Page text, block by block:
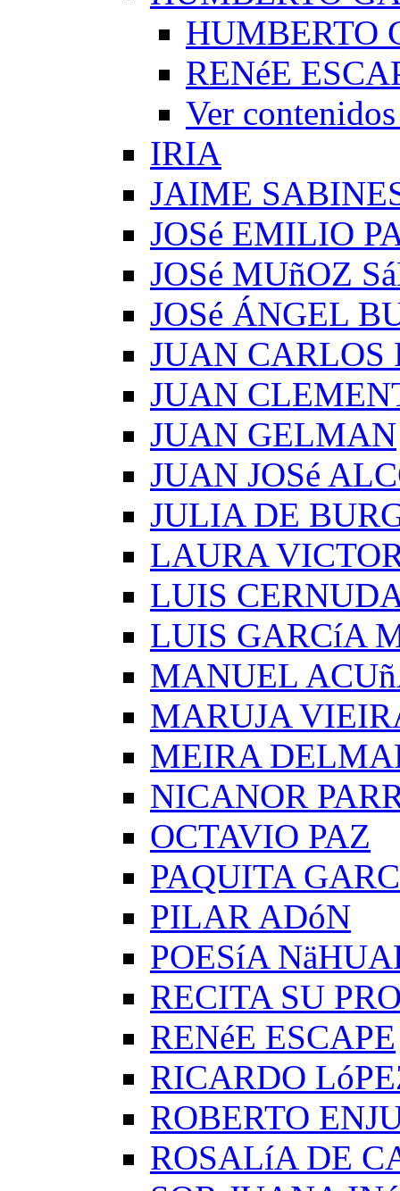
HUMBERTO
RENéE
Ver
IRIA
JAIME
JOSé EMILIO
JOSé MUñOZ
JOSé ÁNGEL
JUAN CARLOS
JUAN
JUAN GELMAN
JUAN JOSé
JULIA DE
LAURA
LUIS
LUIS GARCíA
MANUEL
MARUJA
MEIRA
NICANOR
OCTAVIO PAZ
PAQUITA
PILAR ADóN
POESíA
RECITA SU
RENéE ESCAPE
RICARDO
ROBERTO
ROSALíA DE